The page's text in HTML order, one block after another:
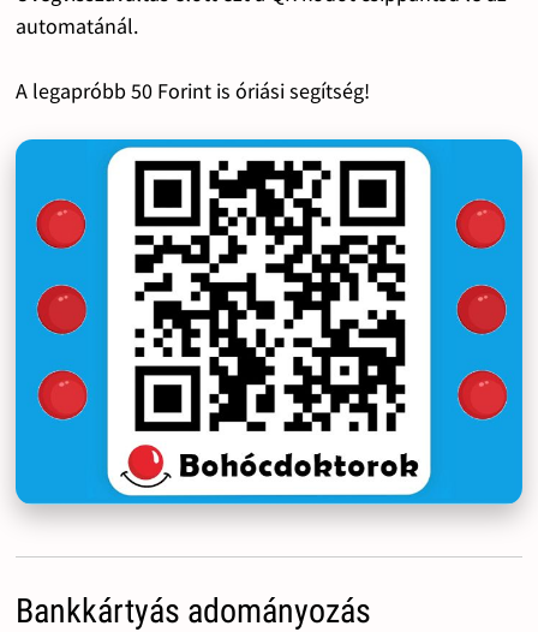
automatánál.
A legapróbb 50 Forint is óriási segítség!
Bankkártyás adományozás